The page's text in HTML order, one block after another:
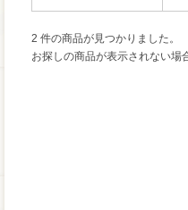
2 件の商品が見つかりました。
お探しの商品が表示されない場